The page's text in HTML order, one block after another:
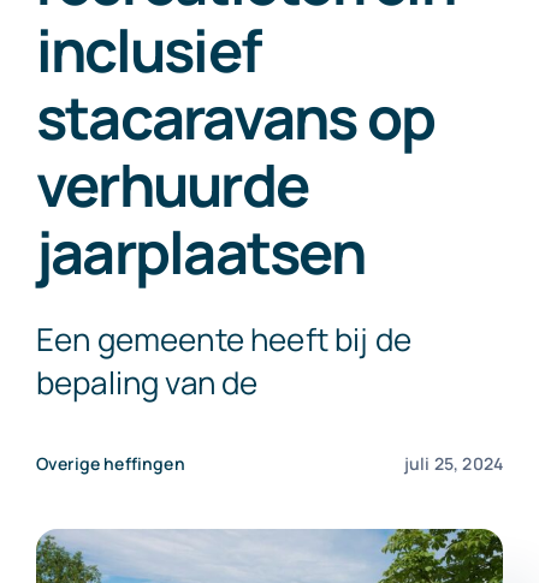
Neem contact op!
inclusief
stacaravans op
verhuurde
jaarplaatsen
Een gemeente heeft bij de
bepaling van de
Overige heffingen juli 25, 2024